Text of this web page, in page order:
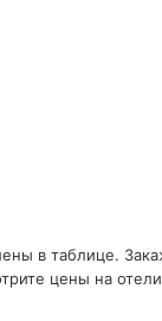
в таблице.
цены на